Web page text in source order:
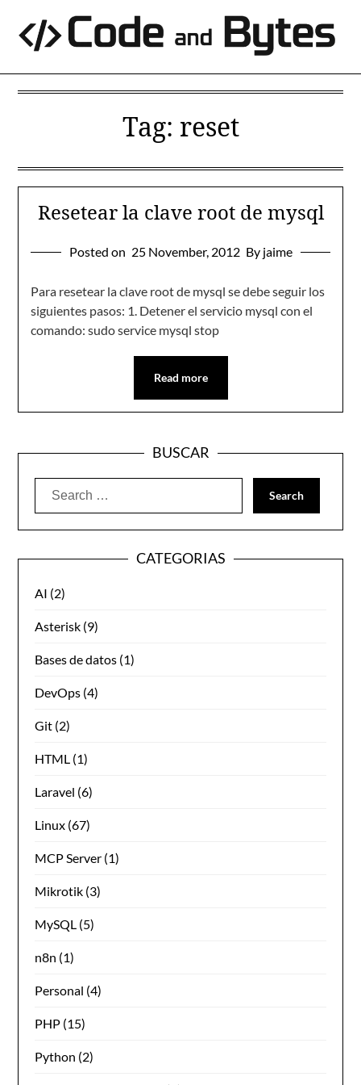
content
Tag: reset
Resetear la clave root de mysql
Posted on 25 November, 2012 By jaime
Para resetear la clave root de mysql se debe seguir los
siguientes pasos: 1. Detener el servicio mysql con el
comando: sudo service mysql stop
Read more
BUSCAR
CATEGORIAS
AI (2)
Asterisk (9)
Bases de datos (1)
DevOps (4)
Git (2)
HTML (1)
Laravel (6)
Linux (67)
MCP Server (1)
Mikrotik (3)
MySQL (5)
n8n (1)
Personal (4)
PHP (15)
Python (2)